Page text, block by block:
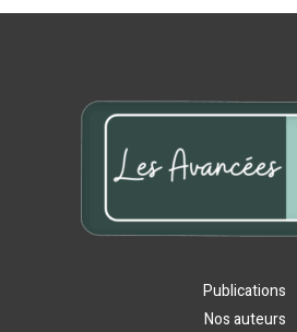
Publications
Nos auteurs